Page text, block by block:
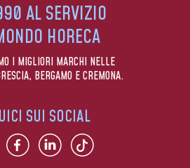
AL SERVIZIO
HORECA
I MIGLIORI MARCHI NELLE
BERGAMO E CREMONA.
SUI SOCIAL